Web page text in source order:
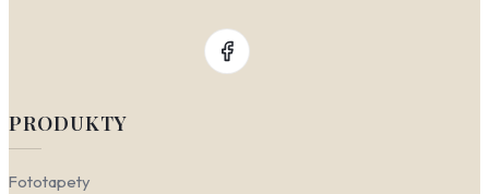
PRODUKTY
Fototapety